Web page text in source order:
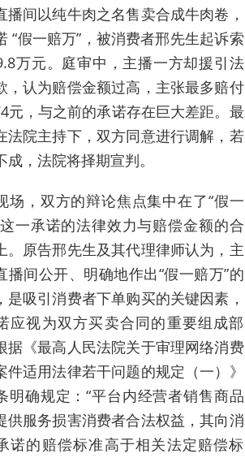
播间以纯牛肉之名售卖合成牛肉卷，
“假一赔万”，被消费者邢先生起诉索
万元。庭审中，主播一方却援引法
，认为赔偿金额过高，主张最多赔付
元，与之前的承诺存在巨大差距。最
法院主持下，双方同意进行调解，若
成，法院将择期宣判。
场，双方的辩论焦点集中在了“假一
一承诺的法律效力与赔偿金额的合
。原告邢先生及其代理律师认为，主
播间公开、明确地作出“假一赔万”的
是吸引消费者下单购买的关键因素，
应视为双方买卖合同的重要组成部
据《最高人民法院关于审理网络消费
件适用法律若干问题的规定（一）》
明确规定：“平台内经营者销售商品
供服务损害消费者合法权益，其向消
诺的赔偿标准高于相关法定赔偿标